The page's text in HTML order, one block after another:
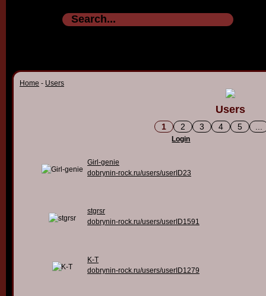
Home - Users
Users
1 2 3 4 5
Login
Girl-genie
dobrynin-rock.ru/users/userID23
stgrsr
dobrynin-rock.ru/users/userID1591
K-T
dobrynin-rock.ru/users/userID1279